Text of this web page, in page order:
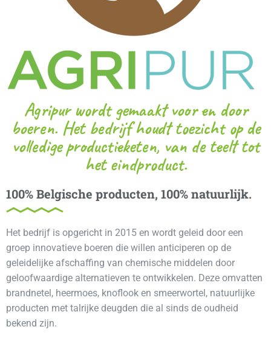
Agripur wordt gemaakt voor en door
boeren. Het bedrijf houdt toezicht op de
volledige productieketen, van de teelt tot
het eindproduct.
100% Belgische producten, 100% natuurlijk.
Het bedrijf is opgericht in 2015 en wordt geleid door een
groep innovatieve boeren die willen anticiperen op de
geleidelijke afschaffing van chemische middelen door
geloofwaardige alternatieven te ontwikkelen. Deze omvatten
brandnetel, heermoes, knoflook en smeerwortel, natuurlijke
producten met talrijke deugden die al sinds de oudheid
bekend zijn.